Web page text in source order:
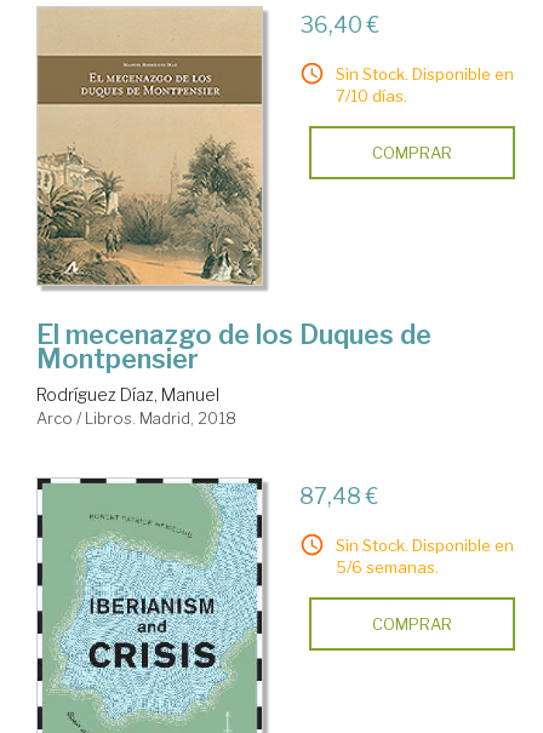
>
Edad
Contemporánea
La
cultura
y
la
ciencia
36,40 €
Sin Stock. Disponible en
7/10 días.
COMPRAR
El mecenazgo de los Duques de
Montpensier
Rodríguez Díaz, Manuel
Arco / Libros. Madrid, 2018
87,48 €
Sin Stock. Disponible en
5/6 semanas.
COMPRAR